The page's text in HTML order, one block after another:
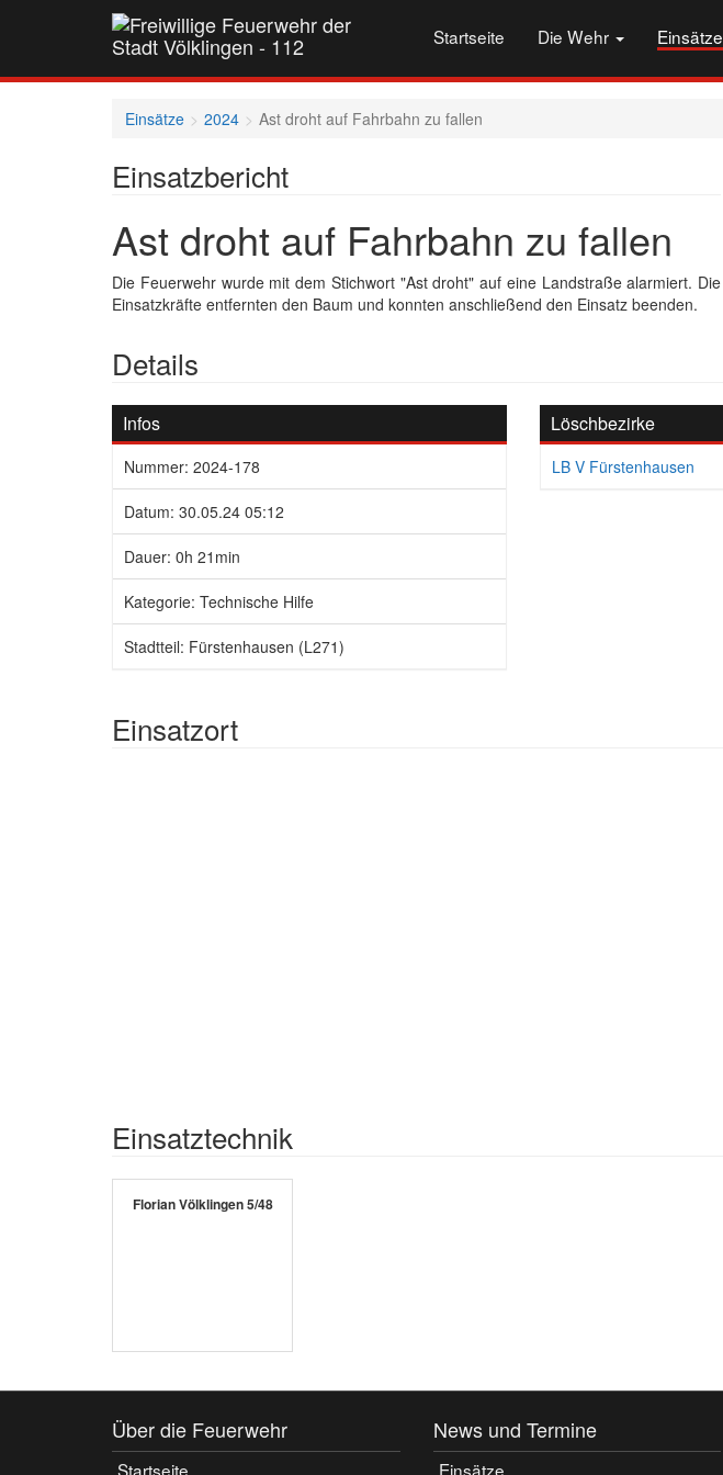
Startseite Die Wehr Einsätze
Einsätze 2024 Ast droht auf Fahrbahn zu fallen
Einsatzbericht
Ast droht auf Fahrbahn zu fallen
Die Feuerwehr wurde mit dem Stichwort "Ast droht" auf eine Landstraße alarmiert. Die
Einsatzkräfte entfernten den Baum und konnten anschließend den Einsatz beenden.
Details
Infos
Nummer: 2024-178
Datum: 30.05.24 05:12
Dauer: 0h 21min
Kategorie: Technische Hilfe
Stadtteil: Fürstenhausen (L271)
Löschbezirke
LB V Fürstenhausen
Einsatzort
Einsatztechnik
Florian Völklingen 5/48
Über die Feuerwehr
Startseite
News und Termine
Einsätze